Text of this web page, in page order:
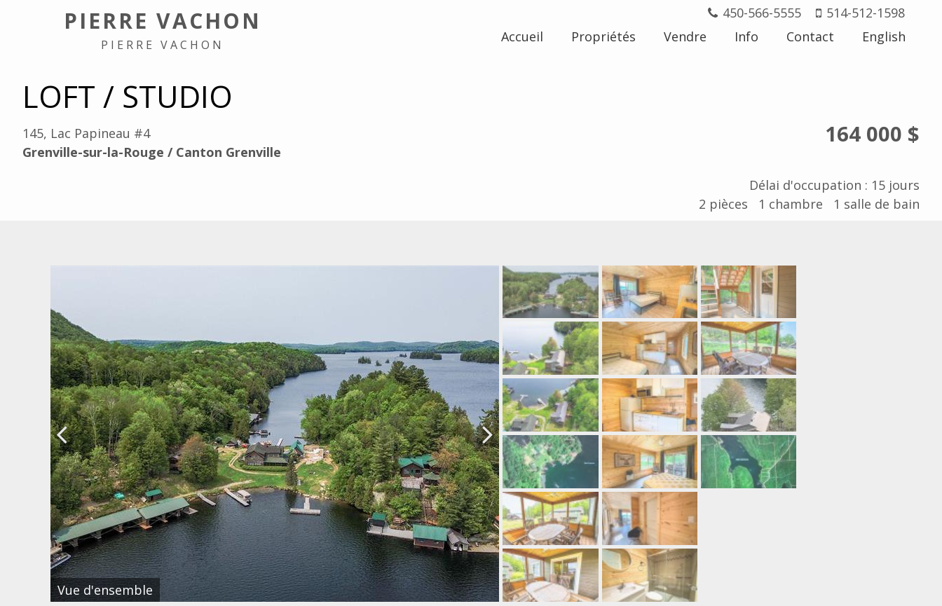
PIERRE VACHON
PIERRE VACHON
450-566-5555
514-512-1598
Accueil
Propriétés Vendre Info Contact English
LOFT / STUDIO
145, Lac Papineau #4
Grenville-sur-la-Rouge / Canton Grenville
164 000 $
Délai d'occupation : 15 jours
2 pièces 1 chambre 1 salle de bain
Vue d'ensemble